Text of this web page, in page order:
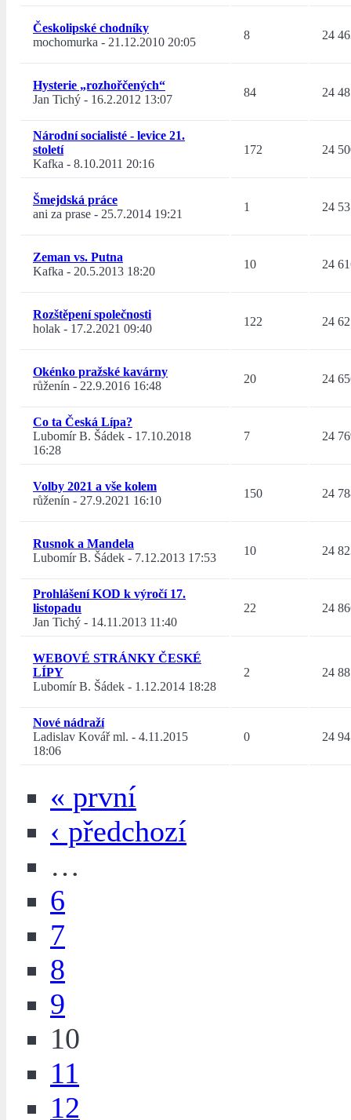
Českolipské chodníky
mochomurka - 21.12.2010 20:05
8 24
Hysterie „rozhořčených“
Jan Tichý - 16.2.2012 13:07
84 24
Národní socialisté - levice 21.
století
Kafka - 8.10.2011 20:16
172 24
Šmejdská práce
ani za prase - 25.7.2014 19:21
1 24
Zeman vs. Putna
Kafka - 20.5.2013 18:20
10 24
Rozštěpení společnosti
holak - 17.2.2021 09:40
122 24
Okénko pražské kavárny
růženín - 22.9.2016 16:48
20 24
Co ta Česká Lípa?
Lubomír B. Šádek - 17.10.2018
16:28
7 24
Volby 2021 a vše kolem
růženín - 27.9.2021 16:10
150 24
Rusnok a Mandela
Lubomír B. Šádek - 7.12.2013 17:53
10 24
Prohlášení KOD k výročí 17.
listopadu
Jan Tichý - 14.11.2013 11:40
22 24
WEBOVÉ STRÁNKY ČESKÉ
LÍPY
Lubomír B. Šádek - 1.12.2014 18:28
2 24
Nové nádraží
Ladislav Kovář ml. - 4.11.2015
18:06
0 24
« první
‹ předchozí
…
6
7
8
9
10
11
12